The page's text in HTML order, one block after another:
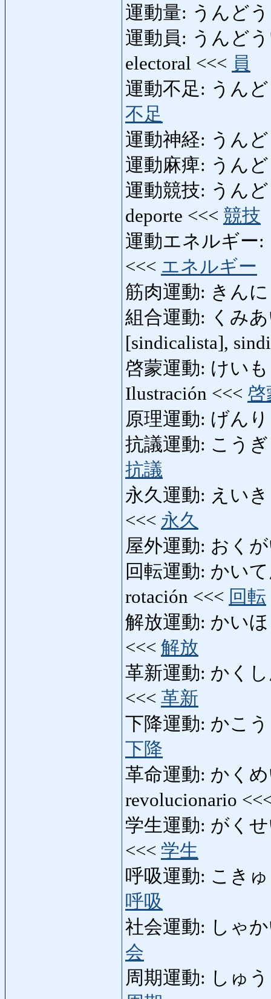
運動量: うんど
運動員: うんどう
electoral <<< 員
運動不足: うん
不足
運動神経: うん
運動麻痺: うん
運動競技: うん
deporte <<< 競技
運動エネルギー:
<<< エネルギー
筋肉運動: きん
組合運動: くみ
[sindicalista],
啓蒙運動: けい
Ilustración <<< 啓
原理運動: げん
抗議運動: こうぎ
抗議
永久運動: えい
<<< 永久
屋外運動: おく
回転運動: かい
rotación <<< 回転
解放運動: かい
<<< 解放
革新運動: かく
<<< 革新
下降運動: かこう
下降
革命運動: かく
revolucionario
学生運動: がく
<<< 学生
呼吸運動: こきゅ
呼吸
社会運動: しゃ
会
周期運動: しゅ